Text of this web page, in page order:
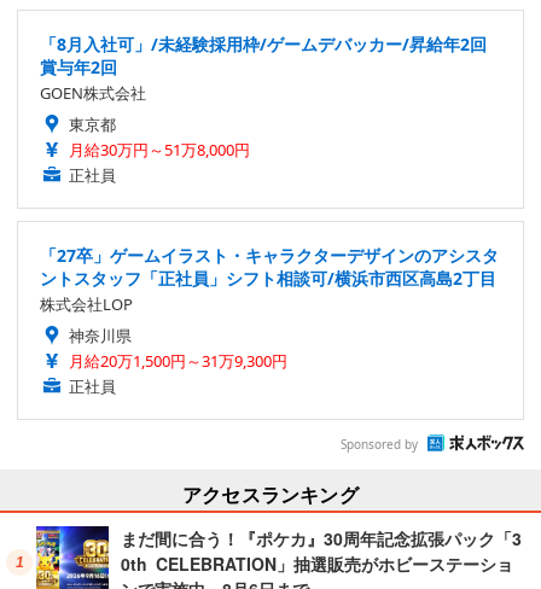
「8月入社可」/未経験採用枠/ゲームデバッカー/昇給年2回
賞与年2回
GOEN株式会社
東京都
月給30万円～51万8,000円
正社員
「27卒」ゲームイラスト・キャラクターデザインのアシスタ
ントスタッフ「正社員」シフト相談可/横浜市西区高島2丁目
株式会社LOP
神奈川県
月給20万1,500円～31万9,300円
正社員
Sponsored by
アクセスランキング
まだ間に合う！『ポケカ』30周年記念拡張パック「3
0th CELEBRATION」抽選販売がホビーステーショ